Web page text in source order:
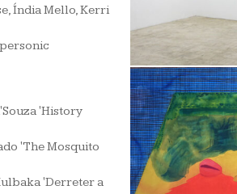
Índia Mello, Kerri
'History
'The Mosquito
'Derreter a